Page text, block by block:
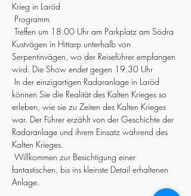
Krieg in Laröd
Programm
Kustvägen in Hittarp unterhalb von
Serpentinvägen, wo der Reiseführer empfangen
wird. Die Show endet gegen 19.30 Uhr
können Sie die Realität des Kalten Krieges so
erleben, wie sie zu Zeiten des Kalten Krieges
war. Der Führer erzählt von der Geschichte der
Radaranlage und ihrem Einsatz während des
Kalten Krieges.
fantastischen, bis ins kleinste Detail erhaltenen
Anlage.